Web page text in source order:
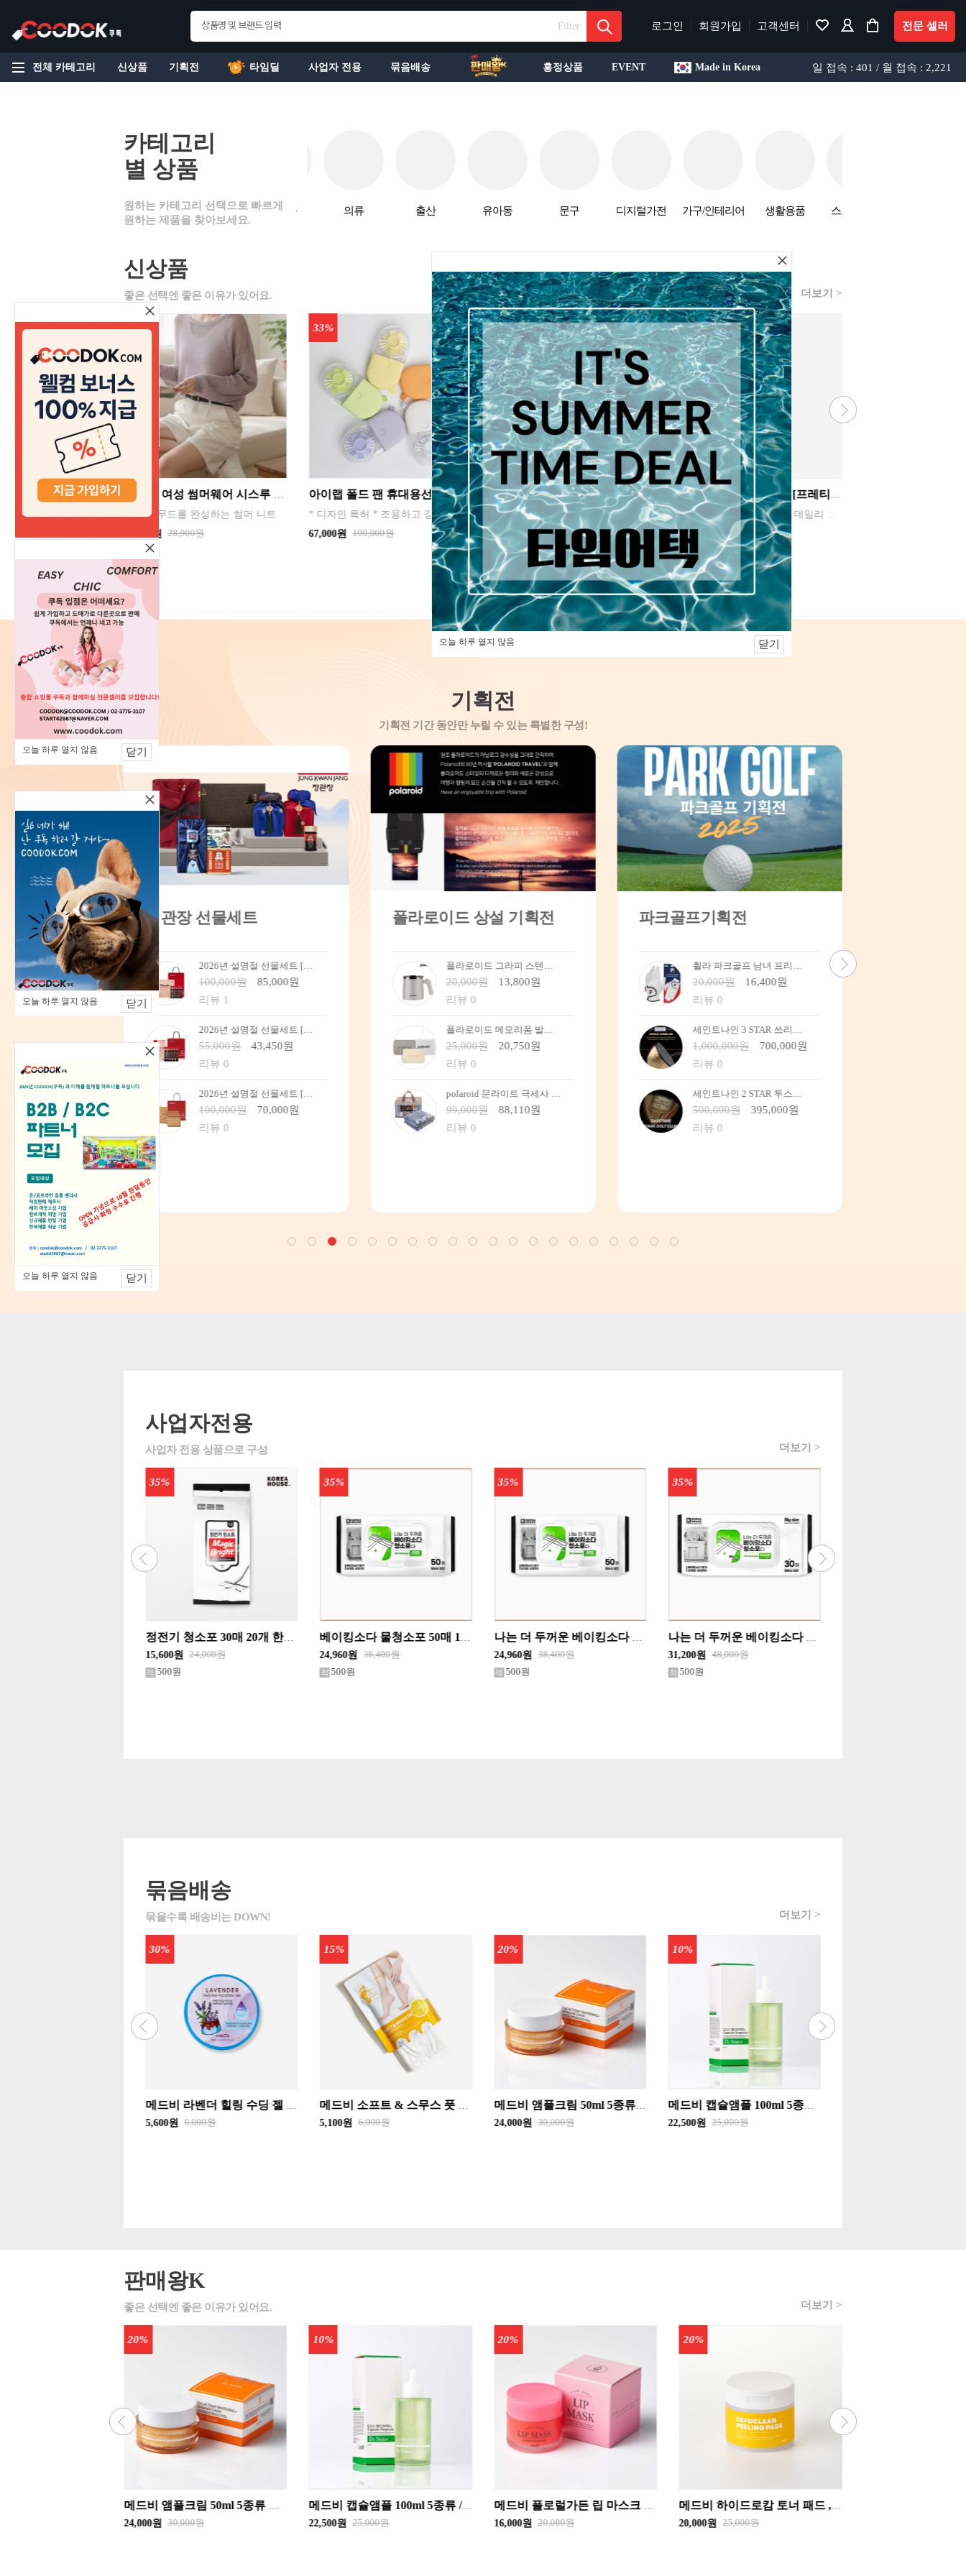
Filter 로그인 회원가입 고객센터 전문 셀러
전체 카테고리 신상품 기획전 타임딜 사업자 전용 묶음배송 흥정상품 EVENT Made in Korea 일 접속 : 401 / 월 접속 : 2,221
식품 패션잡화 화장품 의류 출산 유아동 문구 디지털가전 가구/인테리어 생활용품 스포츠/레져
신상품
더보기 >
데일리 여성 썸머웨어 시스루 니트 긴팔 커버업
성하는 썸머 니트
33%
* 디자인 특허 * 조용하고 강력한 바람 BLDC 모터 * 리튬 폴리머 배터리 사용 * 1~5단계 바람 세기 조절 * 접이식 타입의 거치 기능 * 목걸이 줄
67,000원
100,000원
13%
아이랩 클래식 LED 팬 2026년신형 3단계바람조절 LED 무선 테이블가능
13,833원
15,900원
리뷰2
22%
(롯데면세점판매상품) [프레티] 퍼펙트 클린 데일리 폼 클렌져 150g 1
[제품구성] > 퍼펙트 클린 데일리 폼 클렌져 150g [제품규격] > 70*174mm [제품특징] > 모공케어+영양공급, 상쾌한 클렌징 > 피부 노폐물 배출 > 쫀쫀한 미세거품 > 당김없이 촉촉한 저자극 클렌징
7,800원 10,000원
22%
[Guy Laroche] 기라로쉬 시어서커 세트 S 싱글 (이불,패드,베게커버1P) 크림색
117,000원
150,000원
리뷰
기획전
2026년 설명절 선물세트 [정관장] 홍삼정 에브리타임 롱기스트 10ml*20포 _건강기능식품 무료배송
85,000원
43,450원
70,000원
폴라로이드 상설 기획전
2026-07-07 ~ 2026-12-31
폴라로이드 그라피 스텐컵 400ml 아이보리 / 네이비 선택 머그 선물용케이스
20,000원
13,800원
리뷰 0
폴라로이드 메모리폼 발매트-베이지 / 라이트그레이 선택 1
25,000원
20,750원
리뷰 0
polaroid 문라이트 극세사 담요(이불 겸 패드) (어둠속에 빛나는 폴라로이드 로고) 1 이불포장 선물고급가방포함
99,000원
88,110원
리뷰 0
파크골프기획전
휠라 파크골프 남녀 프리미엄 남성 논슬립 양손골프장갑 (22호/23호/24호/25호) 여성 논슬립 양손장갑 (18호/19호/20호/21호)
20,000원
16,400원
리뷰 0
세인트나인 3 STAR 쓰리스타 파크 골프채 골프클럽 헤드 단풍나무 길이 - 85~83
1,000,000원
700,000원
리뷰 0
세인트나인 2 STAR 투스타 파크 골프채 골프클럽 헤드 단풍나무 85/83
500,000원
395,000원
리뷰 0
2025-10-14 ~ 2026-10-30
43,000원
타이틀리스트 VELOCITY (12구) 골프공 화이트 2피스 1 원산지 미국
40,000원
타이틀리스트 TRUFEEL (12구) 골프공 화이트 1 / 2피스
33,000원
사업자전용
더보기 >
35%
베이킹소다 물청소포 50매 16개 한박스단위 판매 물티슈
24,960원 38,400원
500원
35%
나는 더 두꺼운 베이킹소다 청소포다 캡 50매 중형 16개 한박스 물티슈
24,960원
38,400원
500원
35%
나는 더 두꺼운 베이킹소다 청소포다 캡 30매 대형 20개 한박스 물티슈
31,200원 48,000원
500원
40%
베비랑 프리미엄 물티슈 더화이트 캡형(70매) 20개 한박스단위 판매
28,800원
48,000원
500원
묶음배송
더보기 >
15%
5,100원
6,000원
20%
24,000원
30,000원
10%
메드비 캡슐앰플 100ml 5종류 / 닥터썸에이지컨트롤 / 닥터썸워터드롭 / 닥터썸E.G.F.리커버 / 닥터썸갈락토미미백 / 닥터썸레드클리어 화장품
22,500원
25,000원
20%
메드비 플로럴가든 립 마스크 20g - 튜베로즈 , 피치블로썸 - 택 1`립글로스 화장품
16,000원
20,000원
판매왕K
더보기 >
10%
메드비 캡슐앰플 100ml 5종류 / 닥터썸에이지컨트롤 / 닥터썸워터드롭 / 닥터썸E.G.F.리커버 / 닥터썸갈락토미미백 / 닥터썸레드클리어 화장품
22,500원 25,000원
20%
메드비 플로럴가든 립 마스크 20g - 튜베로즈 , 피치블로썸 - 택 1`립글로스 화장품
16,000원
20,000원
20%
메드비 하이드로캄 토너 패드 , 엑스포클린필링패드 2종류중 1개선택 입수60장 화장품
20,000원 25,000원
30%
메드비 라벤더 힐링 수딩 젤 . 알로에 카밍 자몽 모이스처라이징 수딩 젤 선택1 300ml
5,600원
8,000원
×
오늘 하루 열지 않음 닫기
×
오늘 하루 열지 않음 닫기
×
닫기×
오늘 하루 열지 않음 닫기
×
오늘 하루 열지 않음 닫기